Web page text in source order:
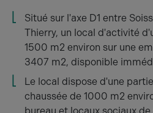
Situé sur l'axe D1 entre
Thierry, un local d'activité
1500 m2 environ sur une
3407 m2, disponible
Le local dispose d'une
chaussée de 1000 m2